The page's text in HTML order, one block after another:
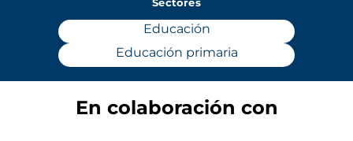
Educación
Educación primaria
En colaboración con